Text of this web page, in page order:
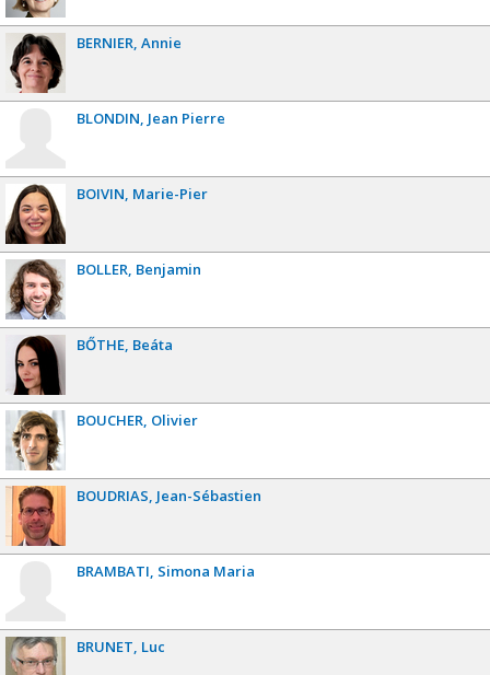
BERNIER Annie
BLONDIN Jean Pierre
BOIVIN Marie-Pier
BOLLER Benjamin
BŐTHE Beáta
BOUCHER Olivier
BOUDRIAS Jean-Sébastien
BRAMBATI Simona Maria
BRUNET Luc